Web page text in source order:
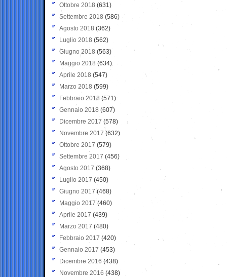
Ottobre 2018 (631)
Settembre 2018 (586)
Agosto 2018 (362)
Luglio 2018 (562)
Giugno 2018 (563)
Maggio 2018 (634)
Aprile 2018 (547)
Marzo 2018 (599)
Febbraio 2018 (571)
Gennaio 2018 (607)
Dicembre 2017 (578)
Novembre 2017 (632)
Ottobre 2017 (579)
Settembre 2017 (456)
Agosto 2017 (368)
Luglio 2017 (450)
Giugno 2017 (468)
Maggio 2017 (460)
Aprile 2017 (439)
Marzo 2017 (480)
Febbraio 2017 (420)
Gennaio 2017 (453)
Dicembre 2016 (438)
Novembre 2016 (438)